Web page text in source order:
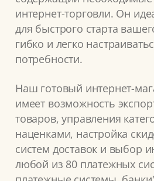
интернет-торговли. Он
для быстрого старта
гибко и легко
потребности.
Наш готовый интернет-
имеет возможность
товаров, управления
наценками, настройка
систем доставок и выбор
любой из 80 платежных